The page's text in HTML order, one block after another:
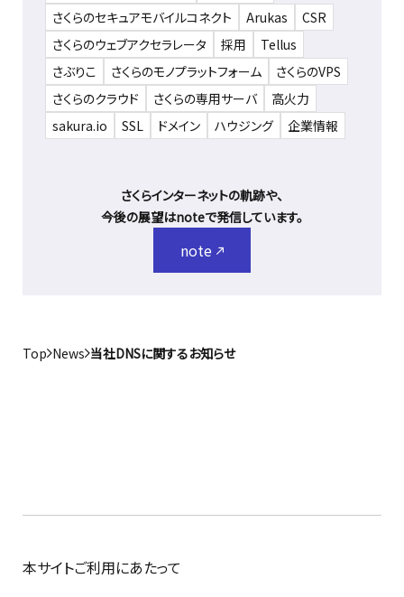
さくらのセキュアモバイルコネクト
Arukas
CSR
さくらのウェブアクセラレータ
採用
Tellus
さぶりこ
さくらのモノプラットフォーム
さくらのVPS
さくらのクラウド
さくらの専用サーバ
高火力
sakura.io
SSL ドメイン ハウジング 企業情報
さくらインターネットの軌跡や、
今後の展望はnoteで発信しています。
note
Top News 当社DNSに関するお知らせ
本サイトご利用にあたって